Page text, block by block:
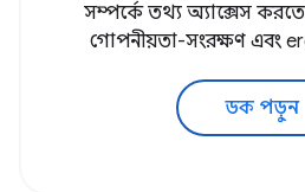
সম্পর্কে তথ্য অ্যাক্সেস
গোপনীয়তা-সংরক্ষণ এবং
ডক পড়ুন